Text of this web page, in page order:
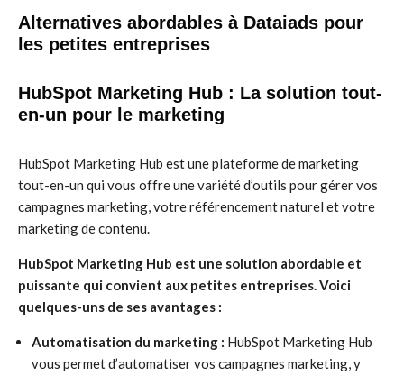
Alternatives abordables à Dataiads pour
les petites entreprises
HubSpot Marketing Hub : La solution tout-
en-un pour le marketing
HubSpot Marketing Hub est une plateforme de marketing
tout-en-un qui vous offre une variété d’outils pour gérer vos
campagnes marketing, votre référencement naturel et votre
marketing de contenu.
HubSpot Marketing Hub est une solution abordable et
puissante qui convient aux petites entreprises. Voici
quelques-uns de ses avantages :
Automatisation du marketing : HubSpot Marketing Hub
vous permet d’automatiser vos campagnes marketing, y